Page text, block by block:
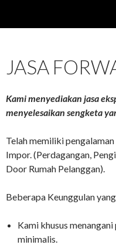
JASA
Kami menyediakan jasa
menyelesaikan sengketa
Telah memiliki
Impor. (Perdagangan,
Door Rumah Pelanggan).
Beberapa Keunggulan
Kami khusus
minimalis.